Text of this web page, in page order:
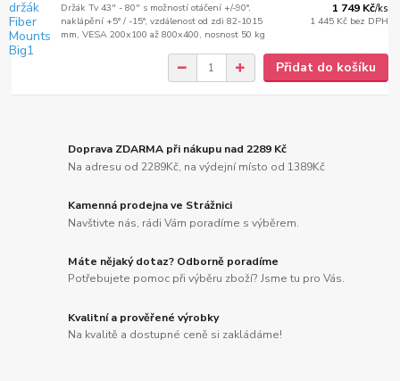
Držák Tv 43" - 80" s možností otáčení +/-90°,
naklápění +5° / -15°, vzdálenost od zdi 82-1015
mm, VESA 200x100 až 800x400, nosnost 50 kg
1 749 Kč/ks
1 445 Kč bez DPH
Přidat do košíku
Doprava ZDARMA při nákupu nad 2289 Kč
Na adresu od 2289Kč, na výdejní místo od 1389Kč
Kamenná prodejna ve Strážnici
Navštivte nás, rádi Vám poradíme s výběrem.
Máte nějaký dotaz? Odborně poradíme
Potřebujete pomoc při výběru zboží? Jsme tu pro Vás.
Kvalitní a prověřené výrobky
Na kvalitě a dostupné ceně si zakládáme!